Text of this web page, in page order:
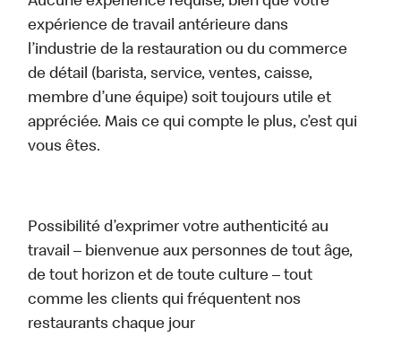
expérience de travail antérieure dans
l’industrie de la restauration ou du commerce
de détail (barista, service, ventes, caisse,
membre d’une équipe) soit toujours utile et
appréciée. Mais ce qui compte le plus, c’est qui
vous êtes.
Possibilité d’exprimer votre authenticité au
travail – bienvenue aux personnes de tout âge,
de tout horizon et de toute culture – tout
comme les clients qui fréquentent nos
restaurants chaque jour